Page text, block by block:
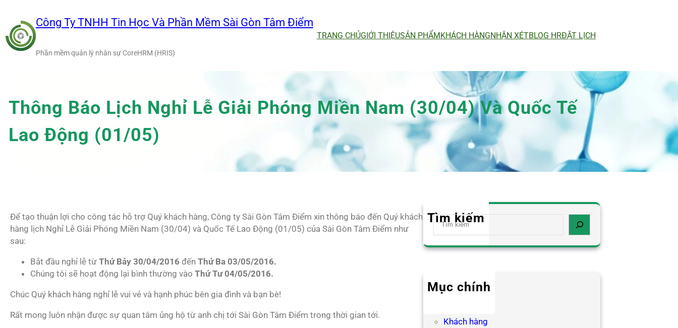
phần
nội
dung
Công Ty TNHH Tin Học Và Phần Mềm Sài Gòn Tâm Điểm
Phần mềm quản lý nhân sự CoreHRM (HRIS)
TRANG CHỦGIỚI THIỆUSẢN PHẨMKHÁCH HÀNGNHẬN XÉTBLOG HRĐẶT LỊCH
Thông Báo Lịch Nghỉ Lễ Giải Phóng Miền Nam (30/04) Và Quốc Tế
Lao Động (01/05)
Để tạo thuận lợi cho công tác hỗ trợ Quý khách hàng, Công ty Sài Gòn Tâm Điểm xin thông báo đến Quý khách
hàng lịch Nghỉ Lễ Giải Phóng Miền Nam (30/04) và Quốc Tế Lao Động (01/05) của Sài Gòn Tâm Điểm như
sau:
Bắt đầu nghỉ lễ từ Thứ Bảy 30/04/2016 đến Thứ Ba 03/05/2016.
Chúng tôi sẽ hoạt động lại bình thường vào Thứ Tư 04/05/2016.
Chúc Quý khách hàng nghỉ lễ vui vẻ và hạnh phúc bên gia đình và bạn bè!
Rất mong luôn nhận được sự quan tâm ủng hộ từ anh chị tới Sài Gòn Tâm Điểm trong thời gian tới.
Tìm kiếm
S
a
h
Mục chính
Khách hàng